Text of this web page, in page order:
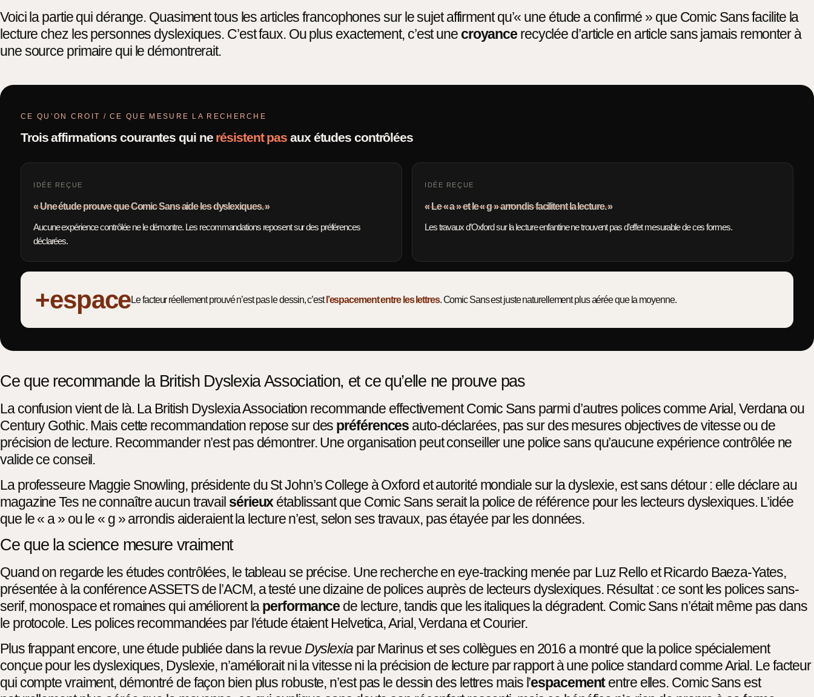
Voici la partie qui dérange. Quasiment tous les articles francophones sur le sujet affirment qu’« une étude a confirmé » que Comic Sans facilite la
lecture chez les personnes dyslexiques. C’est faux. Ou plus exactement, c’est une croyance recyclée d’article en article sans jamais remonter à
une source primaire qui le démontrerait.
CE QU’ON CROIT / CE QUE MESURE LA RECHERCHE
Trois affirmations courantes qui ne résistent pas aux études contrôlées
IDÉE REÇUE
« Une étude prouve que Comic Sans aide les dyslexiques. »
Aucune expérience contrôlée ne le démontre. Les recommandations reposent sur des préférences
déclarées.
IDÉE REÇUE
« Le « a » et le « g » arrondis facilitent la lecture. »
Les travaux d’Oxford sur la lecture enfantine ne trouvent pas d’effet mesurable de ces formes.
+espaceLe facteur réellement prouvé n’est pas le dessin, c’est l’espacement entre les lettres. Comic Sans est juste naturellement plus aérée que la moyenne.
Ce que recommande la British Dyslexia Association, et ce qu’elle ne prouve pas
La confusion vient de là. La British Dyslexia Association recommande effectivement Comic Sans parmi d’autres polices comme Arial, Verdana ou
Century Gothic. Mais cette recommandation repose sur des préférences auto-déclarées, pas sur des mesures objectives de vitesse ou de
précision de lecture. Recommander n’est pas démontrer. Une organisation peut conseiller une police sans qu’aucune expérience contrôlée ne
valide ce conseil.
La professeure Maggie Snowling, présidente du St John’s College à Oxford et autorité mondiale sur la dyslexie, est sans détour : elle déclare au
magazine Tes ne connaître aucun travail sérieuxétablissant que Comic Sans serait la police de référence pour les lecteurs dyslexiques. L’idée
que le « a » ou le « g » arrondis aideraient la lecture n’est, selon ses travaux, pas étayée par les données.
Ce que la science mesure vraiment
Quand on regarde les études contrôlées, le tableau se précise. Une recherche en eye-tracking menée par Luz Rello et Ricardo Baeza-Yates,
présentée à la conférence ASSETS de l’ACM, a testé une dizaine de polices auprès de lecteurs dyslexiques. Résultat : ce sont les polices sans-
serif, monospace et romaines qui améliorent laperformance de lecture, tandis que les italiques la dégradent. Comic Sans n’était même pas dans
le protocole. Les polices recommandées par l’étude étaient Helvetica, Arial, Verdana et Courier.
Plus frappant encore, une étude publiée dans la revue Dyslexiapar Marinus et ses collègues en 2016 a montré que la police spécialement
conçue pour les dyslexiques, Dyslexie, n’améliorait ni la vitesse ni la précision de lecture par rapport à une police standard comme Arial. Le facteur
qui compte vraiment, démontré de façon bien plus robuste, n’est pas le dessin des lettres mais l’espacemententre elles. Comic Sans est